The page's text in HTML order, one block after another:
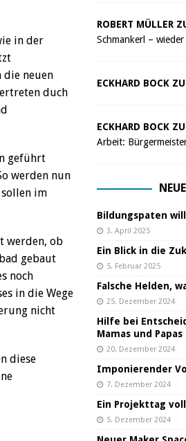
in der
die neuen
duch
geführt
werden nun
im
werden, ob
gebaut
noch
in die Wege
nicht
diese
ROBERT MÜLLER
Schmankerl –
ECKHARD BOCK ZU
ECKHARD BOCK ZU
Arbeit:
Bildungspaten
3. April 2025
Ein Blick in die
5. Februar 2025
Falsche Helden,
25. Dezember 2024
Hilfe bei
Mamas und Papas
20. Dezember 2024
Imponierender
7. Dezember 2024
Ein Projekttag
5. Dezember 2024